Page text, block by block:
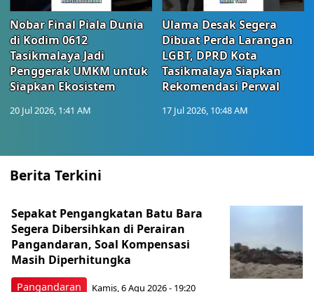
Nobar Final Piala Dunia
di Kodim 0612
Tasikmalaya Jadi
Penggerak UMKM untuk
Siapkan Ekosistem
20 Jul 2026, 1:41 AM
Ulama Desak Segera
Dibuat Perda Larangan
LGBT, DPRD Kota
Tasikmalaya Siapkan
Rekomendasi Perwal
17 Jul 2026, 10:48 AM
Berita Terkini
Pangandaran
Sepakat Pengangkatan Batu Bara
Segera Dibersihkan di Perairan
Pangandaran, Soal Kompensasi
Masih Diperhitungka
Kamis, 6 Agu 2026 - 19:20